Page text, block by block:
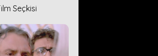
Seçkisi